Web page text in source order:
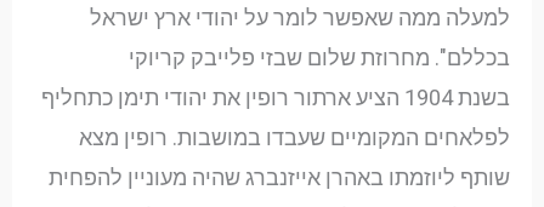
למעלה ממה שאפשר לומר על יהודי ארץ ישראל
בכללם". מחרוזת שלום שבזי פלייבק קריוקי
בשנת 1904 הציע ארתור רופין את יהודי תימן כתחליף
לפלאחים המקומיים שעבדו במושבות. רופין מצא
שותף ליוזמתו באהרן אייזנברג שהיה מעוניין להפחית